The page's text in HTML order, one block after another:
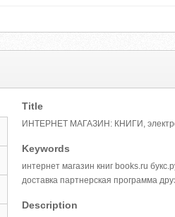
Title
ИНТЕРНЕТ МАГАЗИН: КНИГИ,
Keywords
интернет магазин книг books.ru
доставка партнерская программа
Description